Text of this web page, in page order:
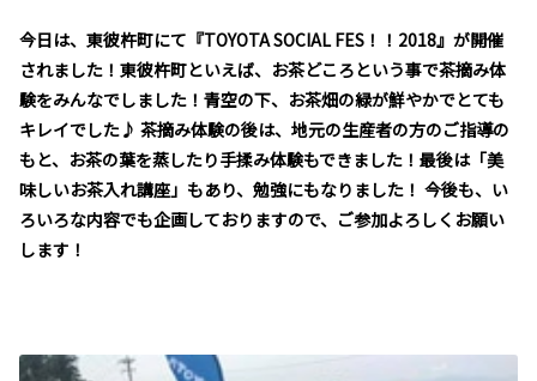
今日は、東彼杵町にて『TOYOTA SOCIAL FES！！2018』が開催
されました！東彼杵町といえば、お茶どころという事で茶摘み体
験をみんなでしました！青空の下、お茶畑の緑が鮮やかでとても
キレイでした♪ 茶摘み体験の後は、地元の生産者の方のご指導の
もと、お茶の葉を蒸したり手揉み体験もできました！最後は「美
味しいお茶入れ講座」もあり、勉強にもなりました！ 今後も、い
ろいろな内容でも企画しておりますので、ご参加よろしくお願い
します！